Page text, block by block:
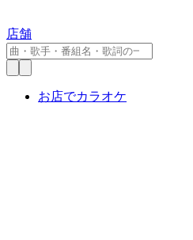
店舗
お店でカラオケ